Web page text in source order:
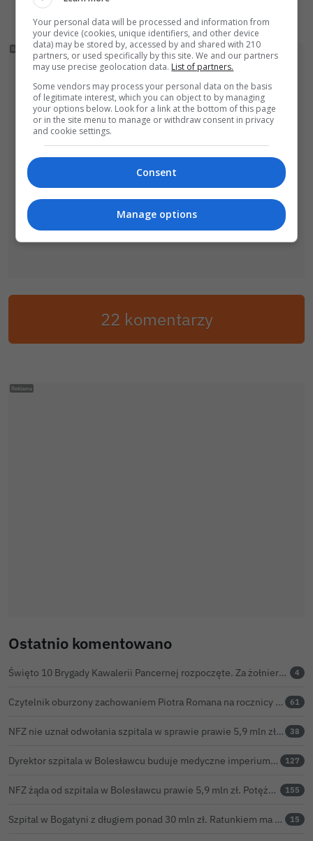
Ostatnio komentowano
Święto 10 Brygady Kawalerii Pancernej rozpoczęte. Za żołnierzami pierwszy dzień uroczystości 4
Czytelnik oburzony zachowaniem Piotra Romana na rocznicy prezydentury Karola Nawrockiego. Obejrzeliśmy nagranie 61
NFZ nie uznał odwołania szpitala w sprawie prawie 5,9 mln zł. Barczyk: rozważamy sąd 38
Dyrektor szpitala w Bolesławcu buduje medyczne imperium. „Gazeta Wyborcza” opisuje jego działalność w całej Polsce 127
NFZ żąda od szpitala w Bolesławcu prawie 5,9 mln zł. Potężny cios po kontroli rozliczeń 155
Szpital w Bogatyni z długiem ponad 30 mln zł. Ratunkiem ma być połączenie z Bolesławcem 15
Zakładach Ceramicznych
22 komentarzy
Your personal data will be processed and information from
your device (cookies, unique identifiers, and other device
data) may be stored by, accessed by and shared with 210
partners, or used specifically by this site. We and our partners
may use precise geolocation data. List of partners.
Some vendors may process your personal data on the basis
of legitimate interest, which you can object to by managing
your options below. Look for a link at the bottom of this page
or in the site menu to manage or withdraw consent in privacy
and cookie settings.
Consent
Manage options